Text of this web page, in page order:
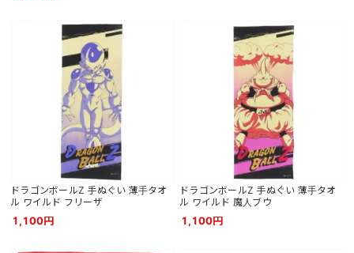
ドラゴンボールZ 手ぬぐい 薄手タオ
ル ワイルド フリーザ
1,100円
ドラゴンボールZ 手ぬぐい 薄手タオ
ル ワイルド 魔人ブウ
1,100円